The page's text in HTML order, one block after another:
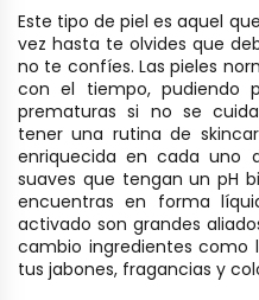
Este tipo de piel es aquel
vez hasta te olvides que
no te confíes. Las pieles
con el tiempo, pudiendo
prematuras si no se cuida
tener una rutina de
enriquecida en cada uno
suaves que tengan un pH
encuentras en forma
activado son grandes
cambio ingredientes como
tus jabones, fragancias y